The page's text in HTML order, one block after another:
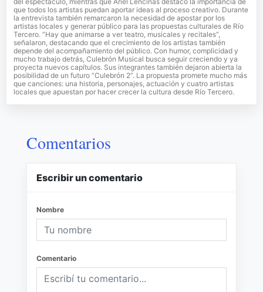
que todos los artistas puedan aportar ideas al proceso creativo. Durante
la entrevista también remarcaron la necesidad de apostar por los
artistas locales y generar público para las propuestas culturales de Río
Tercero. “Hay que animarse a ver teatro, musicales y recitales”,
señalaron, destacando que el crecimiento de los artistas también
depende del acompañamiento del público. Con humor, complicidad y
mucho trabajo detrás, Culebrón Musical busca seguir creciendo y ya
proyecta nuevos capítulos. Sus integrantes también dejaron abierta la
posibilidad de un futuro “Culebrón 2”. La propuesta promete mucho más
que canciones: una historia, personajes, actuación y cuatro artistas
locales que apuestan por hacer crecer la cultura desde Río Tercero.
Comentarios
Escribir un comentario
Nombre
Comentario